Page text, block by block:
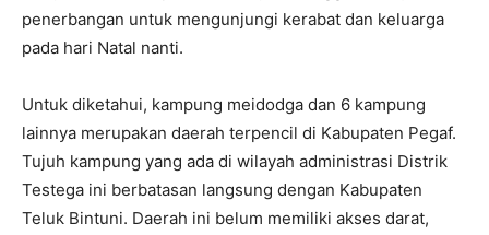
penerbangan untuk mengunjungi kerabat dan keluarga
pada hari Natal nanti.
Untuk diketahui, kampung meidodga dan 6 kampung
lainnya merupakan daerah terpencil di Kabupaten Pegaf.
Tujuh kampung yang ada di wilayah administrasi Distrik
Testega ini berbatasan langsung dengan Kabupaten
Teluk Bintuni. Daerah ini belum memiliki akses darat,